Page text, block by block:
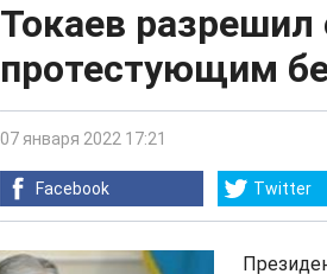
Токаев разрешил
протестующим
07 января 2022 17:21
Facebook Twitter